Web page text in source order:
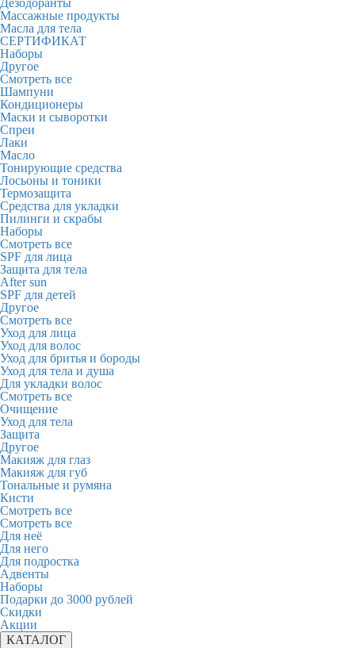
Дезодоранты
Массажные продукты
Масла для тела
СЕРТИФИКАТ
Наборы
Другое
Смотреть все
Шампуни
Кондиционеры
Маски и сыворотки
Спреи
Лаки
Масло
Тонирующие средства
Лосьоны и тоники
Термозащита
Средства для укладки
Пилинги и скрабы
Наборы
Смотреть все
SPF для лица
Защита для тела
After sun
SPF для детей
Другое
Смотреть все
Уход для лица
Уход для волос
Уход для бритья и бороды
Уход для тела и душа
Для укладки волос
Смотреть все
Очищение
Уход для тела
Защита
Другое
Макияж для глаз
Макияж для губ
Тональные и румяна
Кисти
Смотреть все
Смотреть все
Для неё
Для него
Для подростка
Адвенты
Наборы
Подарки до 3000 рублей
Скидки
Акции
КАТАЛОГ